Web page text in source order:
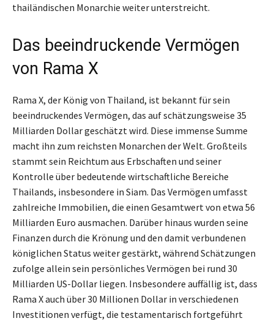
thailändischen Monarchie weiter unterstreicht.
Das beeindruckende Vermögen
von Rama X
Rama X, der König von Thailand, ist bekannt für sein
beeindruckendes Vermögen, das auf schätzungsweise 35
Milliarden Dollar geschätzt wird. Diese immense Summe
macht ihn zum reichsten Monarchen der Welt. Großteils
stammt sein Reichtum aus Erbschaften und seiner
Kontrolle über bedeutende wirtschaftliche Bereiche
Thailands, insbesondere in Siam. Das Vermögen umfasst
zahlreiche Immobilien, die einen Gesamtwert von etwa 56
Milliarden Euro ausmachen. Darüber hinaus wurden seine
Finanzen durch die Krönung und den damit verbundenen
königlichen Status weiter gestärkt, während Schätzungen
zufolge allein sein persönliches Vermögen bei rund 30
Milliarden US-Dollar liegen. Insbesondere auffällig ist, dass
Rama X auch über 30 Millionen Dollar in verschiedenen
Investitionen verfügt, die testamentarisch fortgeführt